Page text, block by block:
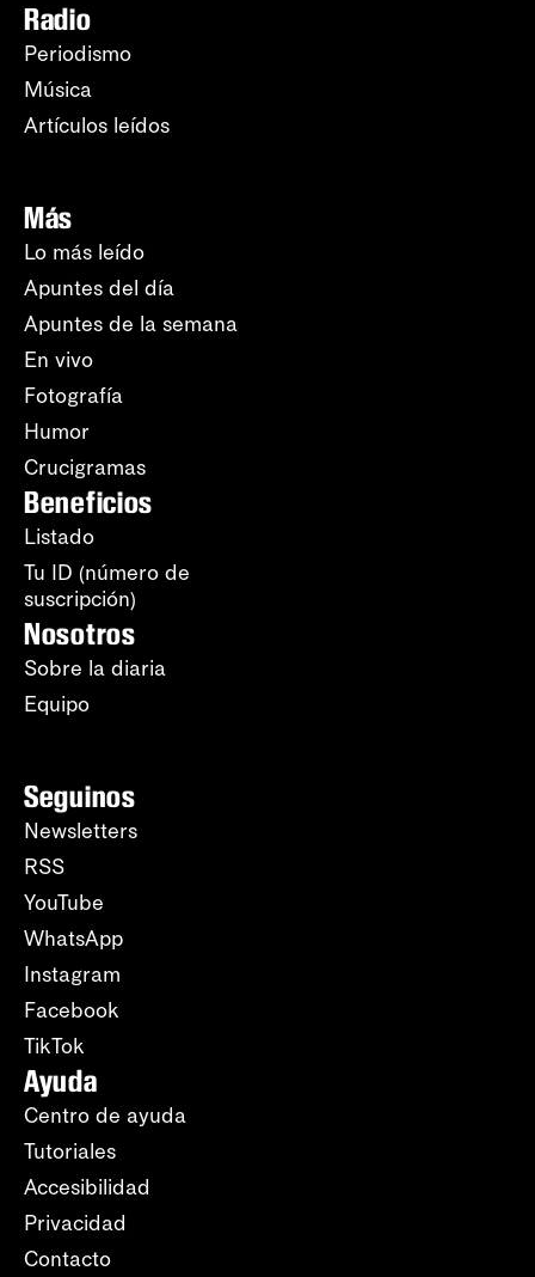
Radio
Periodismo
Música
Artículos leídos
Más
Lo más leído
Apuntes del día
Apuntes de la semana
En vivo
Fotografía
Humor
Crucigramas
Beneficios
Listado
Tu ID (número de
suscripción)
Nosotros
Sobre la diaria
Equipo
Seguinos
Newsletters
RSS
YouTube
WhatsApp
Instagram
Facebook
TikTok
Ayuda
Centro de ayuda
Tutoriales
Accesibilidad
Privacidad
Contacto